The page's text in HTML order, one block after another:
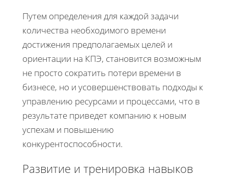
Путем определения для каждой задачи
количества необходимого времени
достижения предполагаемых целей и
ориентации на КПЭ, становится возможным
не просто сократить потери времени в
бизнесе, но и усовершенствовать подходы к
управлению ресурсами и процессами, что в
результате приведет компанию к новым
успехам и повышению
конкурентоспособности.
Развитие и тренировка навыков